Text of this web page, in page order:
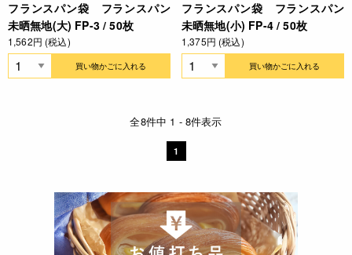
フランスパン袋 フランスパン
未晒無地(大) FP-3 / 50枚
1,562円 (税込)
買い物かごに入れる
フランスパン袋 フランスパン
未晒無地(小) FP-4 / 50枚
1,375円 (税込)
買い物かごに入れる
全8件中 1 - 8件表示
1